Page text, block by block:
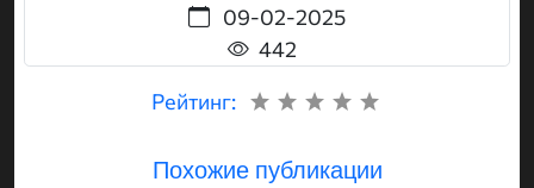
09-02-2025
442
Рейтинг:
Похожие публикации